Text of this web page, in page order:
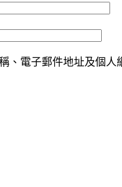
、電子郵件地址及個人